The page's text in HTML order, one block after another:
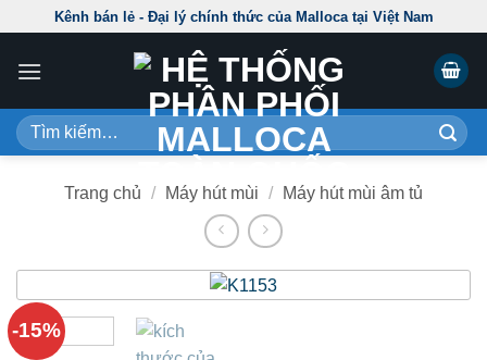
content
Kênh bán lẻ - Đại lý chính thức của Malloca tại Việt Nam
Tìm
kiếm:
Trang chủ / Máy hút mùi / Máy hút mùi âm tủ
-15%